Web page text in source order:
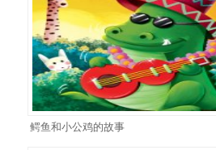
鳄鱼和小公鸡的故事